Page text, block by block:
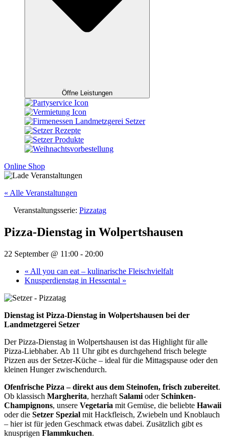
Öffne Leistungen
Online Shop
« Alle Veranstaltungen
Veranstaltungsserie: Pizzatag
Pizza-Dienstag in Wolpertshausen
22 September @ 11:00 - 20:00
« All you can eat – kulinarische Fleischvielfalt
Knusperdienstag in Hessental »
Dienstag ist Pizza-Dienstag in Wolpertshausen bei der
Landmetzgerei Setzer
Der Pizza-Dienstag in Wolpertshausen ist das Highlight für alle
Pizza-Liebhaber. Ab 11 Uhr gibt es durchgehend frisch belegte
Pizzen aus der Setzer-Küche – ideal für die Mittagspause oder den
kleinen Hunger zwischendurch.
Ofenfrische Pizza – direkt aus dem Steinofen, frisch zubereitet.
Ob klassisch Margherita, herzhaft Salami oderSchinken-
Champignons, unsere Vegetaria mit Gemüse, die beliebte Hawaii
oder die Setzer Spezial mit Hackfleisch, Zwiebeln und Knoblauch
– hier ist für jeden Geschmack etwas dabei. Zusätzlich gibt es
knusprigen Flammkuchen.